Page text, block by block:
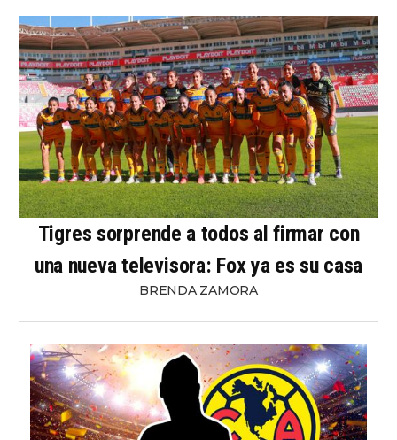
Tigres sorprende a todos al firmar con
una nueva televisora: Fox ya es su casa
BRENDA ZAMORA